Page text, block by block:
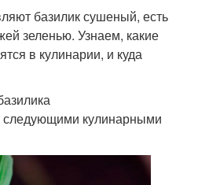
базилик сушеный, есть
зеленью. Узнаем, какие
в кулинарии, и куда
следующими кулинарными